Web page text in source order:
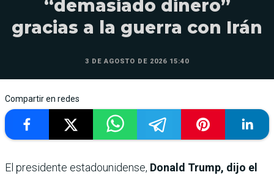
“demasiado dinero”
gracias a la guerra con Irán
3 DE AGOSTO DE 2026 15:40
Compartir en redes
El presidente estadounidense, Donald Trump, dijo el